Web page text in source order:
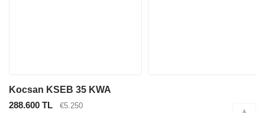
Kocsan KSEB 35 KWA
288.600 TL
€5.250